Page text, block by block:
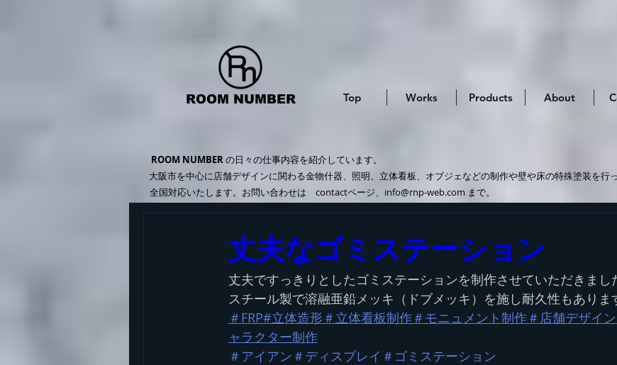
Top Works Products About
ROOM NUMBER
ROOM NUMBERの日々の仕事内容を紹介しています。
大阪市を中心に店舗デザインに関わる金物什器、照明、立体看板、オブジェなどの制作や壁や床の特殊塗装を行っ
全国対応いたします。お問い合わせは contactページ、info@rnp-web.com まで。
丈夫なゴミステーション
丈夫ですっきりとしたゴミステーションを制作させていただきまし
スチール製で溶融亜鉛メッキ（ドブメッキ）を施し耐久性もありま
＃FRP#立体造形 ＃立体看板制作＃モニュメント制作＃店舗デザイン
ャラクター制作
＃アイアン＃ディスプレイ＃ゴミステーション